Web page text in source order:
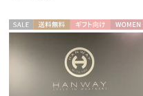
セー
ル
送料無 ギフト
向け
WOME